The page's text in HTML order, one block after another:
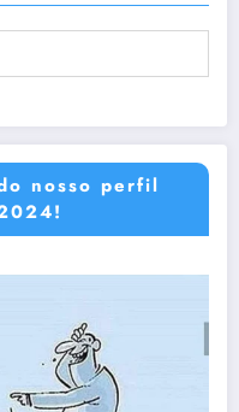
nosso perfil